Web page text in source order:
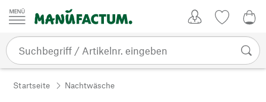
Zum Inhalt springen
Startseite Nachtwäsche